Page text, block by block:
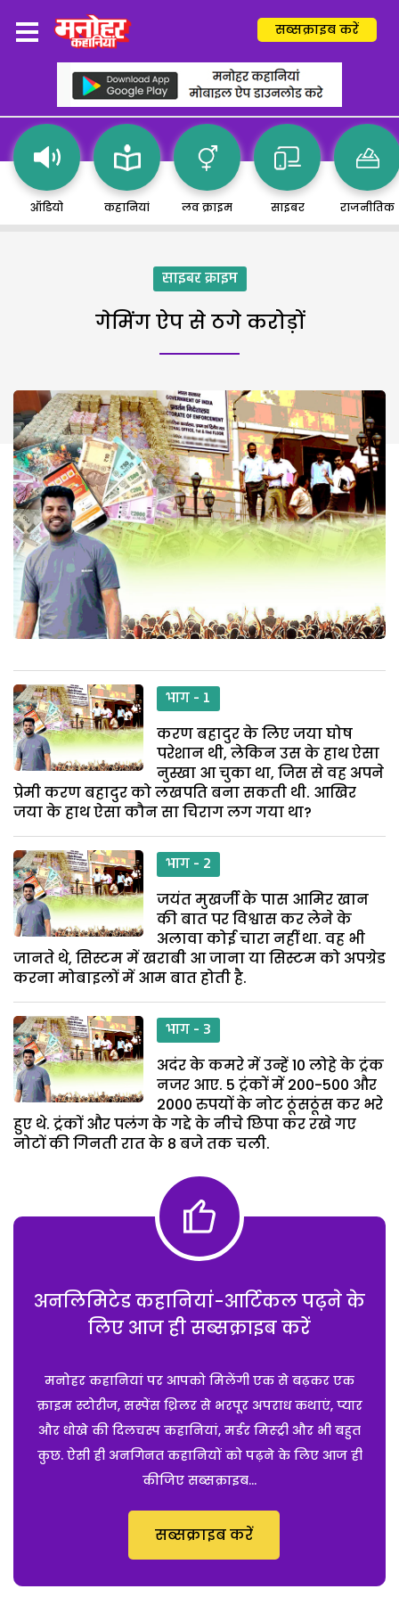
सब्सक्राइब करें
ऑडियो कहानियां लव क्राइम साइबर राजनीतिक
साइबर क्राइम
गेमिंग ऐप से ठगे करोड़ों
भाग - 1
करण बहादुर के लिए जया घोष
परेशान थी, लेकिन उस के हाथ ऐसा
नुस्खा आ चुका था, जिस से वह अपने
प्रेमी करण बहादुर को लखपति बना सकती थी. आखिर
जया के हाथ ऐसा कौन सा चिराग लग गया था?
भाग - 2
जयंत मुखर्जी के पास आमिर खान
की बात पर विश्वास कर लेने के
अलावा कोई चारा नहीं था. वह भी
जानते थे, सिस्टम में खराबी आ जाना या सिस्टम को अपग्रेड
करना मोबाइलों में आम बात होती है.
भाग - 3
अदंर के कमरे में उन्हें 10 लोहे के ट्रंक
नजर आए. 5 ट्रंकों में 200-500 और
2000 रुपयों के नोट ठूंसठूंस कर भरे
हुए थे. ट्रंकों और पलंग के गद्दे के नीचे छिपा कर रखे गए
नोटों की गिनती रात के 8 बजे तक चली.
अनलिमिटेड कहानियां-आर्टिकल पढ़ने के
लिए आज ही सब्सक्राइब करें
मनोहर कहानियां पर आपको मिलेंगी एक से बढ़कर एक
क्राइम स्टोरीज, सस्पेंस थ्रिलर से भरपूर अपराध कथाएं, प्यार
और धोखे की दिलचस्प कहानियां, मर्डर मिस्ट्री और भी बहुत
कुछ. ऐसी ही अनगिनत कहानियों को पढ़ने के लिए आज ही
कीजिए सब्सक्राइब...
सब्सक्राइब करें